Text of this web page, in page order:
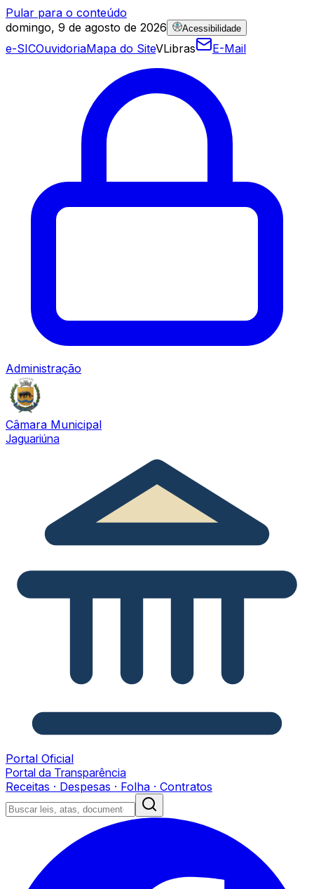
Pular para o conteúdo
domingo, 9 de agosto de 2026
Acessibilidade
e-SICOuvidoriaMapa do SiteVLibras E-Mail
Administração
Câmara Municipal
Jaguariúna
Portal Oficial
Portal da Transparência
Receitas · Despesas · Folha · Contratos